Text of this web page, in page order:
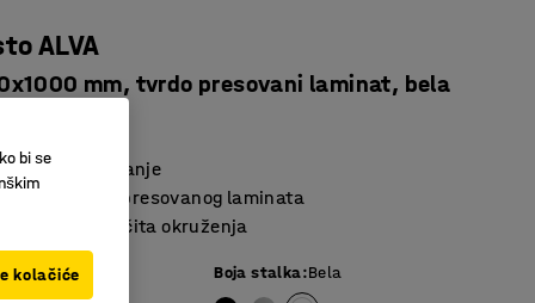
ALVA
mm, tvrdo presovani laminat, bela
lak za održavanje
ploča od jako presovanog laminata
za mnoga različita okruženja
Boja stalka:Bela
bi se
kolačiće